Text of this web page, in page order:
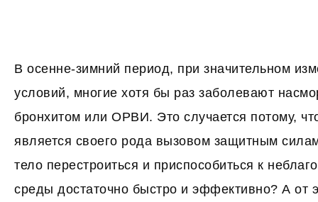
В осенне-зимний период, при значительном
условий, многие хотя бы раз заболевают
бронхитом или ОРВИ. Это случается потому,
является своего рода вызовом защитным
тело перестроиться и приспособиться к
среды достаточно быстро и эффективно? А от